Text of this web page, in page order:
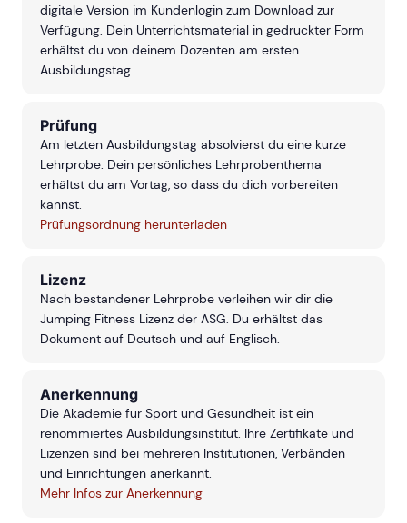
digitale Version im Kundenlogin zum Download zur
Verfügung. Dein Unterrichtsmaterial in gedruckter Form
erhältst du von deinem Dozenten am ersten
Ausbildungstag.
Prüfung
Am letzten Ausbildungstag absolvierst du eine kurze
Lehrprobe. Dein persönliches Lehrprobenthema
erhältst du am Vortag, so dass du dich vorbereiten
kannst.
Prüfungsordnung herunterladen
Lizenz
Nach bestandener Lehrprobe verleihen wir dir die
Jumping Fitness Lizenz der ASG. Du erhältst das
Dokument auf Deutsch und auf Englisch.
Anerkennung
Die Akademie für Sport und Gesundheit ist ein
renommiertes Ausbildungsinstitut. Ihre Zertifikate und
Lizenzen sind bei mehreren Institutionen, Verbänden
und Einrichtungen anerkannt.
Mehr Infos zur Anerkennung